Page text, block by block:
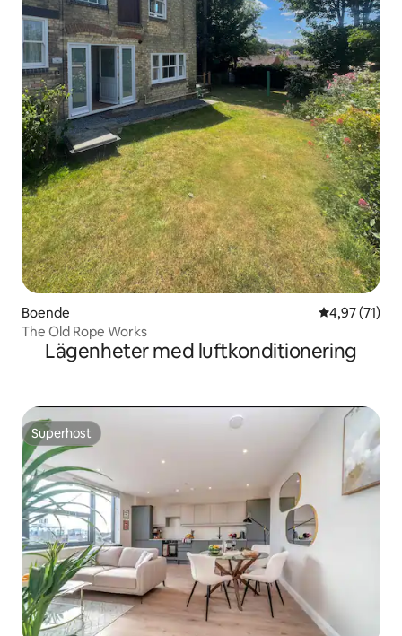
Boende 4,97 av 5 i
4,97 (71)
The Old Rope Works
Lägenheter med luftkonditionering
Superhost
Superhost